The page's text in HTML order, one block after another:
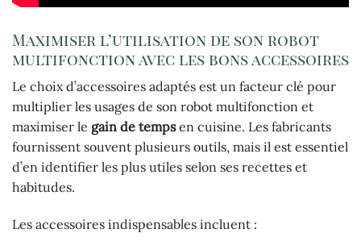
Maximiser l’utilisation de son robot
multifonction avec les bons accessoires
Le choix d’accessoires adaptés est un facteur clé pour
multiplier les usages de son robot multifonction et
maximiser le gain de tempsen cuisine. Les fabricants
fournissent souvent plusieurs outils, mais il est essentiel
d’en identifier les plus utiles selon ses recettes et
habitudes.
Les accessoires indispensables incluent :